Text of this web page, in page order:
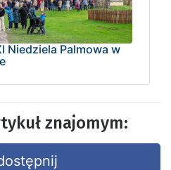
Niedziela Palmowa w
znajomym: